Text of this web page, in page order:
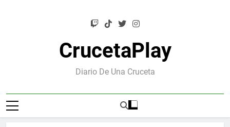
CrucetaPlay
Diario De Una Cruceta